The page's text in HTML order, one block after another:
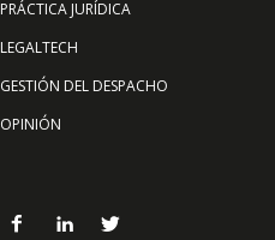
PRÁCTICA JURÍDICA
LEGALTECH
GESTIÓN DEL DESPACHO
OPINIÓN